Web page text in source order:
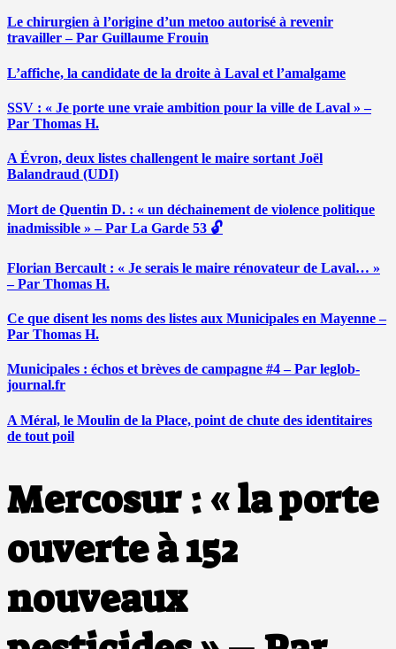
Le chirurgien à l’origine d’un metoo autorisé à revenir
travailler – Par Guillaume Frouin
L’affiche, la candidate de la droite à Laval et l’amalgame
SSV : « Je porte une vraie ambition pour la ville de Laval » –
Par Thomas H.
A Évron, deux listes challengent le maire sortant Joël
Balandraud (UDI)
Mort de Quentin D. : « un déchainement de violence politique
inadmissible » – Par La Garde 53 🔓
Florian Bercault : « Je serais le maire rénovateur de Laval… »
– Par Thomas H.
Ce que disent les noms des listes aux Municipales en Mayenne –
Par Thomas H.
Municipales : échos et brèves de campagne #4 – Par leglob-
journal.fr
A Méral, le Moulin de la Place, point de chute des identitaires
de tout poil
Mercosur : « la porte
ouverte à 152
nouveaux